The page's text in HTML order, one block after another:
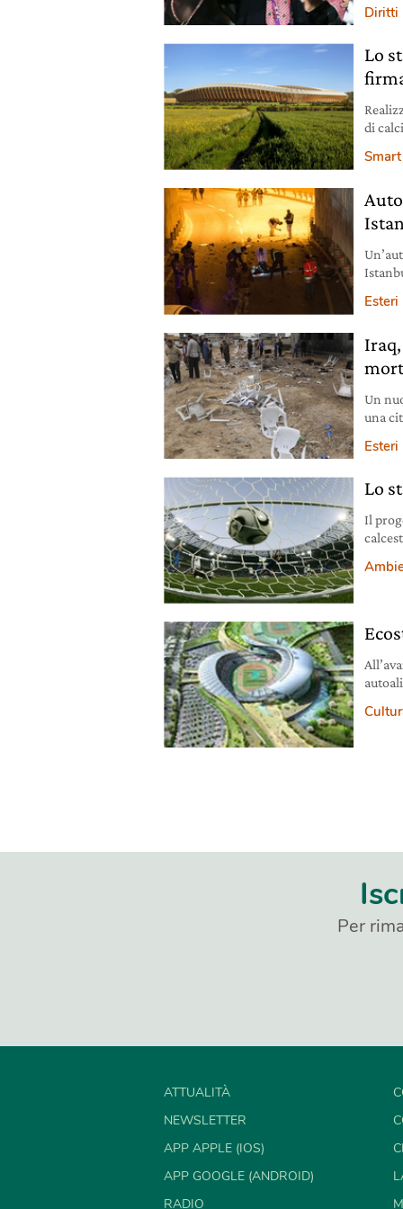
Diritti
Lo
di
dello
verde
Esteri
Un
una
Esteri
Lo
Il
spirito
Per
ATTUALITÀ
NEWSLETTER
APP APPLE (IOS)
APP GOOGLE (ANDROID)
RADIO